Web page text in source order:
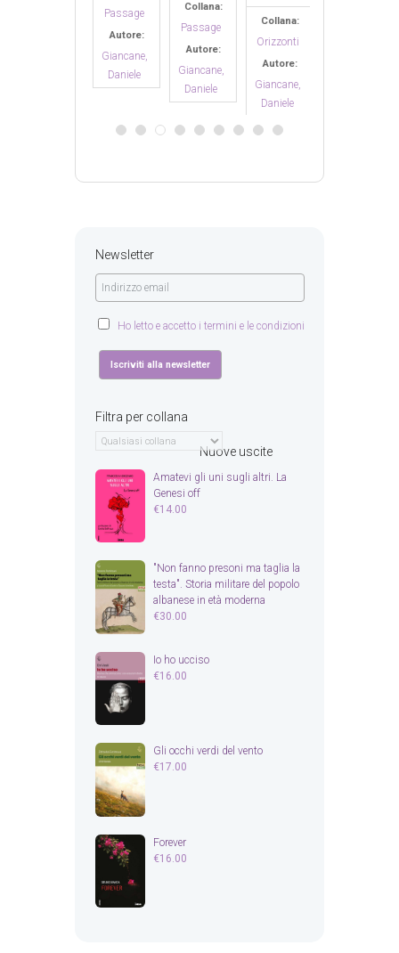
Passage
Autore:
Giancane,
Daniele
Collana:
Passage
Autore:
Giancane,
Daniele
Collana:
Orizzonti
Autore:
Giancane,
Daniele
Newsletter
Ho letto e accetto i termini e le condizioni
Filtra per collana
Nuove uscite
Amatevi gli uni sugli altri. La
Genesi off
€14.00
"Non fanno presoni ma taglia la
testa". Storia militare del popolo
albanese in età moderna
€30.00
Io ho ucciso
€16.00
Gli occhi verdi del vento
€17.00
Forever
€16.00